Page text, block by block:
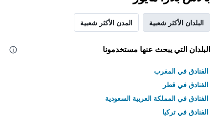
البلدان الأكثر شعبية المدن الأكثر شعبية
البلدان التي يبحث عنها مستخدمونا
الفنادق في المغرب
الفنادق في قطر
الفنادق في المملكة العربية السعودية
الفنادق في تركيا